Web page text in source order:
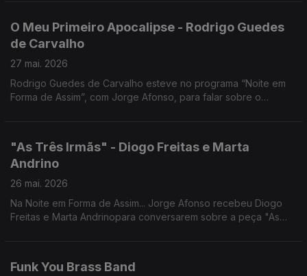
O Meu Primeiro Apocalipse - Rodrigo Guedes
de Carvalho
27 mai. 2026
Rodrigo Guedes de Carvalho esteve no programa “Noite em
Forma de Assim”, com Jorge Afonso, para falar sobre o
"As Três Irmãs" - Diogo Freitas e Marta
Andrino
26 mai. 2026
Na Noite em Forma de Assim... Jorge Afonso recebeu Diogo
Freitas e Marta Andrinopara conversarem sobre a peça "As
Funk You Brass Band